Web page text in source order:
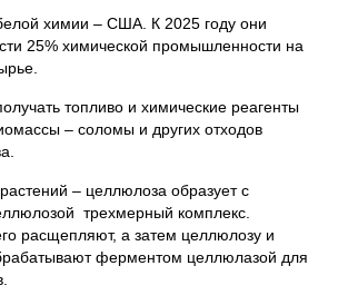
химии – США. К 2025 году они
25% химической промышленности на
топливо и химические реагенты
– соломы и других отходов
– целлюлоза образует с
трехмерный комплекс.
расщепляют, а затем целлюлозу и
ферментом целлюлазой для